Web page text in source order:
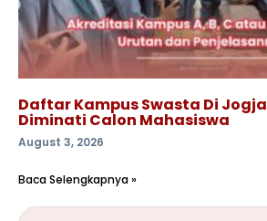
Daftar Kampus Swasta Di
Diminati Calon Mahasiswa
August 3, 2026
Baca Selengkapnya »